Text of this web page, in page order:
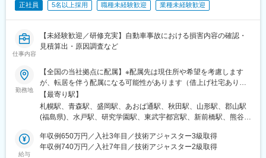
正社員 5名以上採用 職種未経験歓迎 業種未経験歓迎
仕事内容
【未経験歓迎／研修充実】自動車事故における損害内容の確認・
見積算出・原因調査など
勤務地
【全国の当社拠点に配属】※配属先は現住所や希望を考慮します
が、転居を伴う配属になる可能性があります（借上げ社宅あり）※
全国転勤あり（生活本拠地など配慮します）＜勤務地＞北海道／
青森県／岩手県／宮城県／秋田県／山形県／福島県／茨城県／栃
木県／群馬県／埼玉県／千葉県／東京都／神奈川県／山梨県／岐
県／長野県／滋賀県／京都府／大阪府／兵庫県／奈良県／和歌山
県／鳥取県／島根県／岡山県／広島県／山口県／徳島県／香川県
【最寄り駅】
札幌駅、青森駅、盛岡駅、あおば通駅、秋田駅、山形駅、郡山駅
(福島県)、水戸駅、研究学園駅、東武宇都宮駅、新前橋駅、熊谷
駅、馬車道駅、藤沢駅、木更津駅、市役所前駅(千葉県)、京成船橋
駅、甲府駅、岐阜駅、大垣駅、沼津駅、静岡駅、遠州病院駅、さ
給与
年収例650万円／入社3年目／技術アジャスター3級取得
年収例740万円／入社7年目／技術アジャスター2級取得